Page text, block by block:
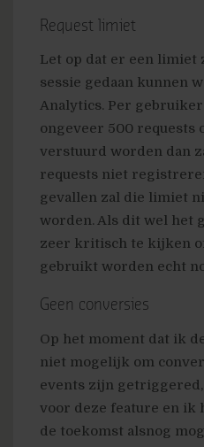
Request limiet
Let op dat er een limiet
sessie gedaan kunnen
Analytics. Per
ongeveer 500 requests
verstuurd worden dan
requests niet
gevallen zal die limiet
worden. Als dit wel het
zeer kritisch te kijken
gebruikt worden echt
Geen conversies
Op het moment dat ik
niet mogelijk om
events zijn
voor deze feature en ik
de toekomst alsnog